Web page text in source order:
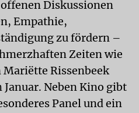
Diskussionen
Empathie,
zu fördern –
Zeiten wie
Rissenbeek
Neben Kino gibt
Panel und ein